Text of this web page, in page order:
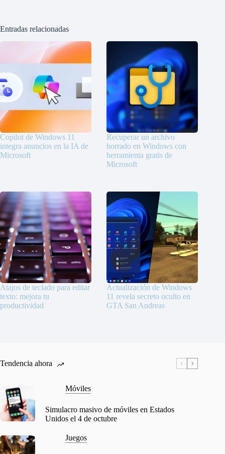
Entradas relacionadas
Copilot de Windows 11
integra anuncios en la IA de
Microsoft
Recuperar un archivo
borrado en Windows con
herramienta gratis de
Microsoft
Atajos de teclado para editar
texto: mejora tu
productividad
Actualización de Windows
11 revela secreto oculto en
GTA San Andreas
Tendencia ahora
Móviles
Simulacro masivo de móviles en Estados
Unidos el 4 de octubre
Juegos